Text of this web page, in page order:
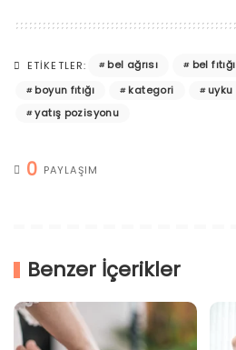
ETIKETLER: bel ağrısı bel fıtığı
boyun fıtığı
kategori uyku
yatış pozisyonu
0 PAYLAŞIM
Benzer İçerikler